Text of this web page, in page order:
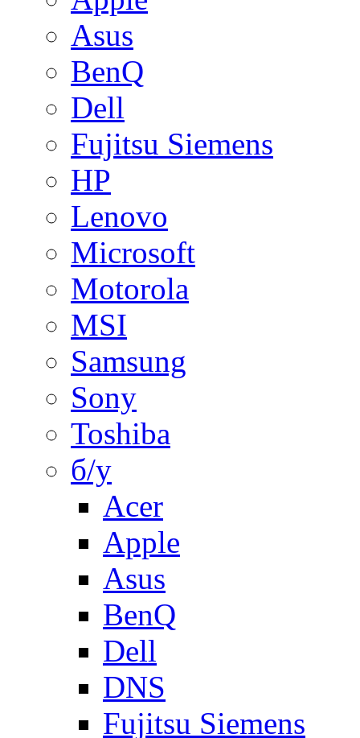
Asus
BenQ
Dell
Fujitsu Siemens
HP
Lenovo
Microsoft
Motorola
MSI
Samsung
Sony
Toshiba
б/у
Acer
Apple
Asus
BenQ
Dell
DNS
Fujitsu Siemens